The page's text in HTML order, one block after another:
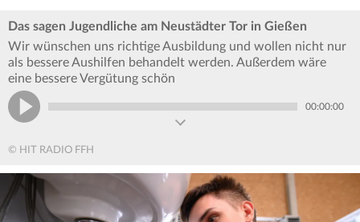
Das sagen Jugendliche am Neustädter Tor in Gießen
Wir wünschen uns richtige Ausbildung und wollen nicht nur
als bessere Aushilfen behandelt werden. Außerdem wäre
eine bessere Vergütung schön
00:00:00
© HIT RADIO FFH